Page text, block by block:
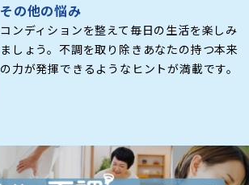
その他の悩み
コンディションを整えて毎日の生活を楽しみ
ましょう。不調を取り除きあなたの持つ本来
の力が発揮できるようなヒントが満載です。